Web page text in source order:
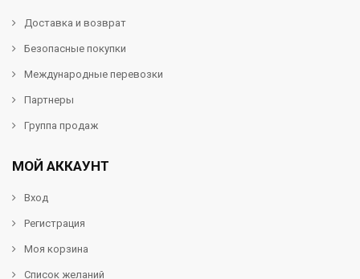
Доставка и возврат
Безопасные покупки
Международные перевозки
Партнеры
Группа продаж
МОЙ АККАУНТ
Вход
Регистрация
Моя корзина
Список желаний